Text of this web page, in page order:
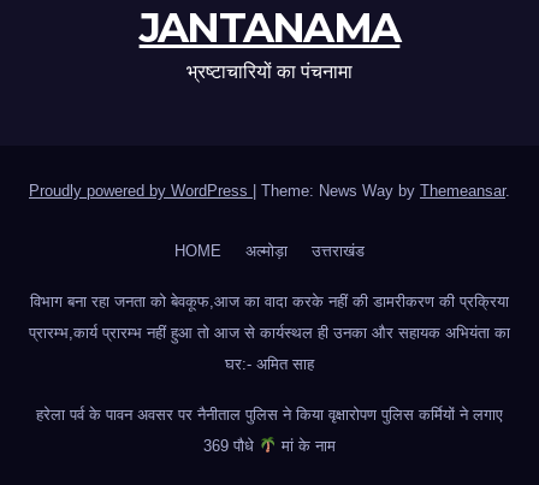
JANTANAMA
भ्रष्टाचारियों का पंचनामा
Proudly powered by WordPress Theme: News Way by Themeansar.
HOME अल्मोड़ा उत्तराखंड
विभाग बना रहा जनता को बेवकूफ,आज का वादा करके नहीं की डामरीकरण की प्रक्रिया
प्रारम्भ,कार्य प्रारम्भ नहीं हुआ तो आज से कार्यस्थल ही उनका और सहायक अभियंता का
घर:- अमित साह
हरेला पर्व के पावन अवसर पर नैनीताल पुलिस ने किया वृक्षारोपण पुलिस कर्मियों ने लगाए
369 पौधे
मां के नाम